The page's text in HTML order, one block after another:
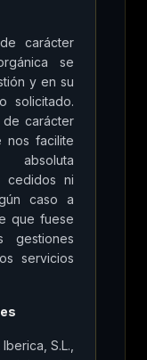
carácter
se
y en su
solicitado.
de carácter
nos facilite
cedidos ni
caso a
que fuese
gestiones
servicios
S.L.,